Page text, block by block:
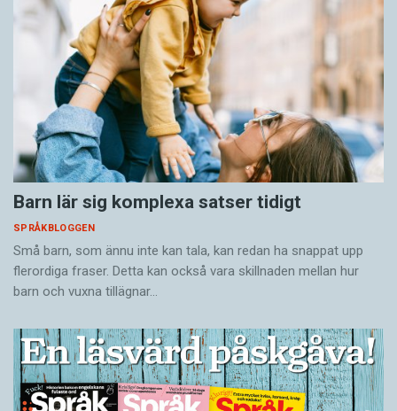
Barn lär sig komplexa satser tidigt
SPRÅKBLOGGEN
Små barn, som ännu inte kan tala, kan redan ha snappat upp
flerordiga fraser. Detta kan också vara skillnaden mellan hur
barn och vuxna tillägnar…